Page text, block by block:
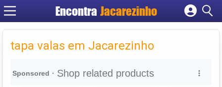
Encontra Jacarezinho
Cadastrar empresa
Criar conta
tapa valas em Jacarezinho